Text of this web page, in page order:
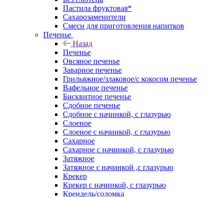
Пастила фруктовая*
Сахарозаменители
Смеси для приготовления напитков
Печенье
Назад
Печенье
Овсяное печенье
Заварное печенье
Грильяжное/злаковое/с кокосом печенье
Вафельное печенье
Бисквитное печенье
Сдобное печенье
Сдобное с начинкой, с глазурью
Слоеное
Слоеное с начинкой, с глазурью
Сахарное
Сахарное с начинкой, с глазурью
Затяжное
Затяжное с начинкой ,с глазурью
Крекер
Крекер с начинкой, с глазурью
Крендель/соломка